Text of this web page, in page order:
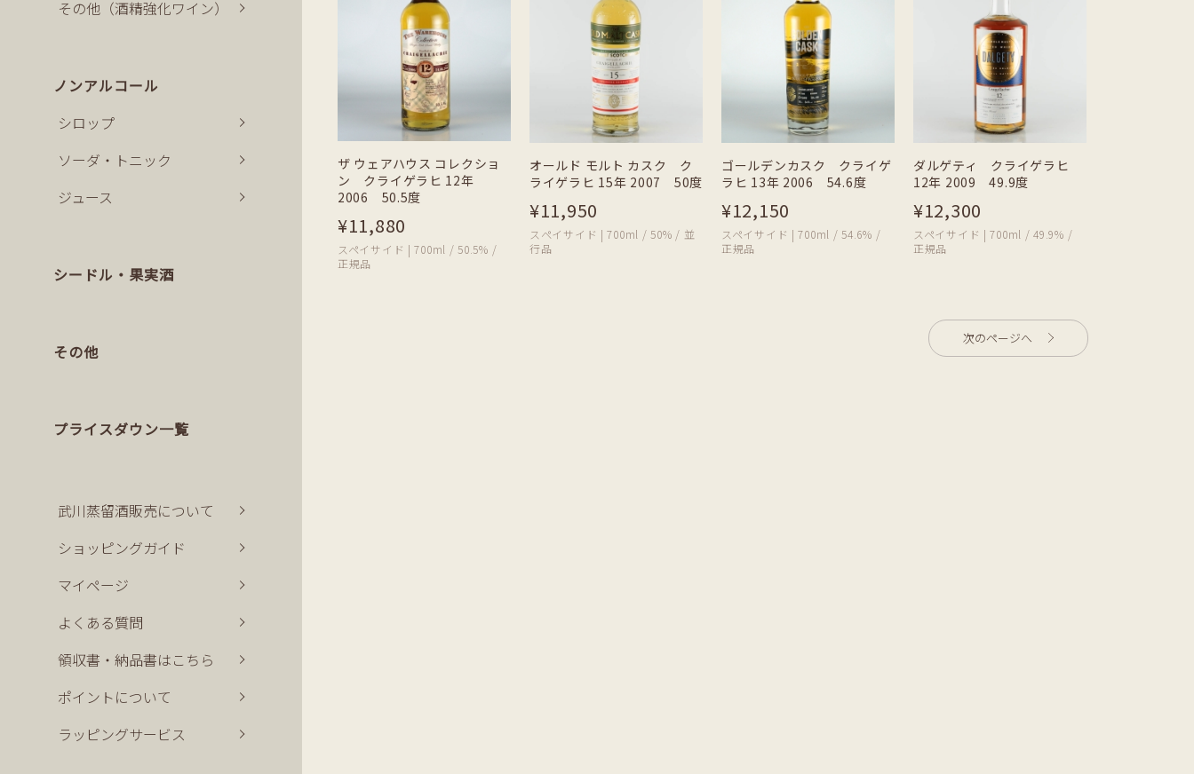
ザ ウェアハウス コレクショ
ン クライゲラヒ 12年
2006 50.5度
¥11,880
スペイサイド | 700ml / 50.5% /
正規品
オールド モルト カスク ク
ライゲラヒ 15年 2007 50度
¥11,950
スぺイサイド | 700ml / 50% / 並
行品
ゴールデンカスク クライゲ
ラヒ 13年 2006 54.6度
¥12,150
スペイサイド | 700ml / 54.6% /
正規品
ダルゲティ クライゲラヒ
12年 2009 49.9度
¥12,300
スペイサイド | 700ml / 49.9% /
正規品
次のページへ
その他（酒精強化ワイン）
ノンアルコール
シロップ
ソーダ・トニック
ジュース
シードル・果実酒
その他
プライスダウン一覧
武川蒸留酒販売について
ショッピングガイド
マイページ
よくある質問
領収書・納品書はこちら
ポイントについて
ラッピングサービス